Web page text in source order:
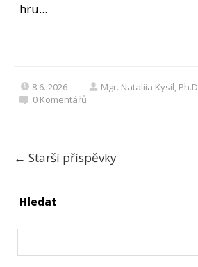
hru...
8.6. 2026 Mgr. Nataliia Kysil, Ph.D
0 Komentářů
← Starší příspěvky
Hledat